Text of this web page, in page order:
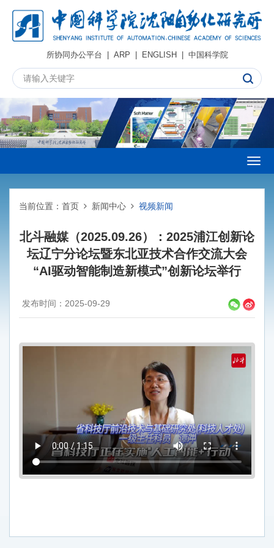
所协同办公平台 | ARP | ENGLISH| 中国科学院
当前位置： 首页 新闻中心 视频新闻
北斗融媒（2025.09.26）：2025浦江创新论
坛辽宁分论坛暨东北亚技术合作交流大会
“AI驱动智能制造新模式”创新论坛举行
发布时间：2025-09-29